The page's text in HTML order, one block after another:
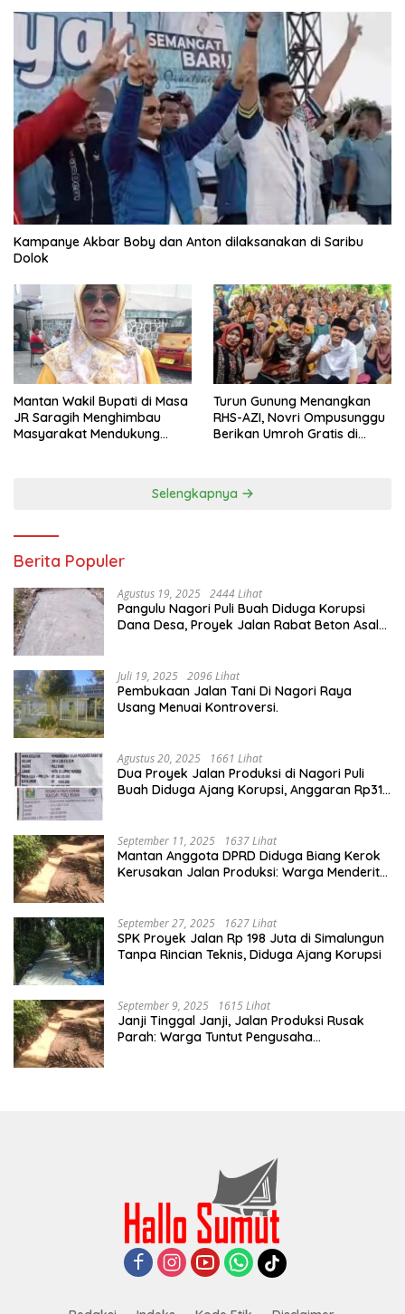
Kampanye Akbar Boby dan Anton dilaksanakan di Saribu
Dolok
Mantan Wakil Bupati di Masa
JR Saragih Menghimbau
Masyarakat Mendukung
Turun Gunung Menangkan
RHS-AZI, Novri Ompusunggu
Berikan Umroh Gratis di
Selengkapnya
Berita Populer
Agustus 19, 2025 2444 Lihat
Pangulu Nagori Puli Buah Diduga Korupsi
Dana Desa, Proyek Jalan Rabat Beton Asal
Juli 19, 2025 2096 Lihat
Pembukaan Jalan Tani Di Nagori Raya
Usang Menuai Kontroversi.
Agustus 20, 2025 1661 Lihat
Dua Proyek Jalan Produksi di Nagori Puli
Buah Diduga Ajang Korupsi, Anggaran Rp314
September 11, 2025 1637 Lihat
Mantan Anggota DPRD Diduga Biang Kerok
Kerusakan Jalan Produksi: Warga Menderita,
September 27, 2025 1627 Lihat
SPK Proyek Jalan Rp 198 Juta di Simalungun
Tanpa Rincian Teknis, Diduga Ajang Korupsi
September 9, 2025 1615 Lihat
Janji Tinggal Janji, Jalan Produksi Rusak
Parah: Warga Tuntut Pengusaha